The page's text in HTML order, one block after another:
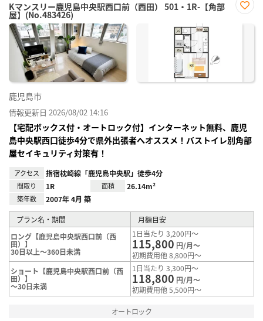
Kマンスリー鹿児島中央駅西口前（西田） 501・1R-【角部
屋】(No.483426)
に入
鹿児島市
情報更新日 2026/08/02 14:16
【宅配ボックス付・オートロック付】インターネット無料、鹿児
島中央駅西口徒歩4分で県外出張者へオススメ！バストイレ別角部
屋セイキュリティ対策有！
アクセス 指宿枕崎線「鹿児島中央駅」徒歩4分
間取り 1R 面積 26.14m²
築年数 2007年 4月 築
プラン名・期間
月額目安
ロング【鹿児島中央駅西口前（西
田）】
30日以上～360日未満
1日当たり 3,200円～
115,800 円/月～
初期費用他 8,800円～
ショート【鹿児島中央駅西口前（西
田）】
～30日未満
1日当たり 3,300円～
118,800 円/月～
初期費用他 5,500円～
オートロック